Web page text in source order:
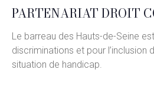
PARTENARIAT DROIT
Le barreau des Hauts-de-Seine
discriminations et pour l’inclusion
situation de handicap.